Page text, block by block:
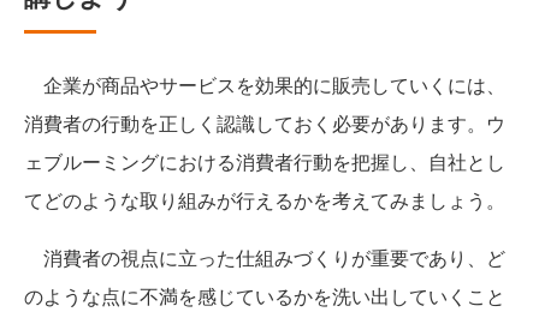
企業が商品やサービスを効果的に販売していくには、
消費者の行動を正しく認識しておく必要があります。ウ
ェブルーミングにおける消費者行動を把握し、自社とし
てどのような取り組みが行えるかを考えてみましょう。
消費者の視点に立った仕組みづくりが重要であり、ど
のような点に不満を感じているかを洗い出していくこと